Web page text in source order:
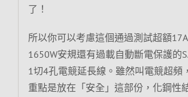
了！
所以你可以考慮這個通過測試超額
1650W安規還有過載自動斷電保護的
1切4孔電競延長線。雖然叫電競超頻
重點是放在「安全」這部份，化鋼性